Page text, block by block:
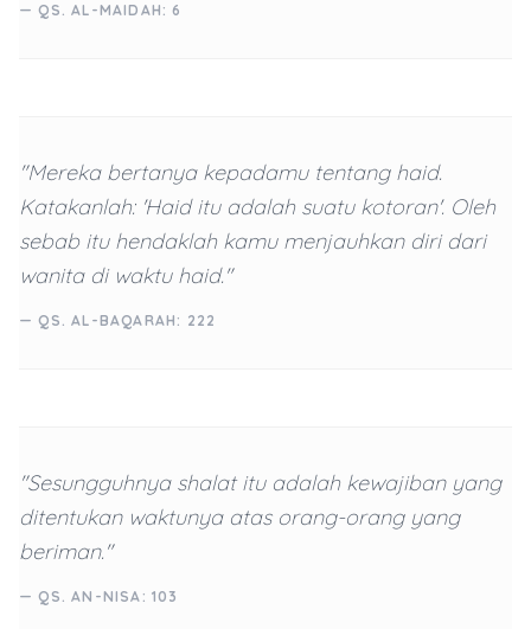
— QS. AL-MAIDAH: 6
"Mereka bertanya kepadamu tentang haid.
Katakanlah: 'Haid itu adalah suatu kotoran'. Oleh
sebab itu hendaklah kamu menjauhkan diri dari
wanita di waktu haid."
— QS. AL-BAQARAH: 222
"Sesungguhnya shalat itu adalah kewajiban yang
ditentukan waktunya atas orang-orang yang
beriman."
— QS. AN-NISA: 103